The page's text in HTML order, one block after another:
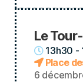
Le
13h30 -
Place
6